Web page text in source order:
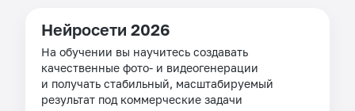
Нейросети 2026
На обучении вы научитесь создавать
качественные фото- и видеогенерации
и получать стабильный, масштабируемый
результат под коммерческие задачи